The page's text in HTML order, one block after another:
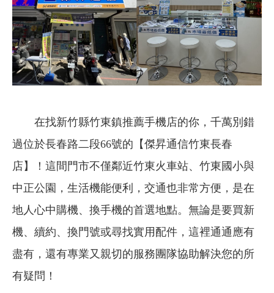
在找新竹縣竹東鎮推薦手機店的你，千萬別錯
過位於長春路二段66號的【傑昇通信竹東長春
店】！這間門市不僅鄰近竹東火車站、竹東國小與
中正公園，生活機能便利，交通也非常方便，是在
地人心中購機、換手機的首選地點。無論是要買新
機、續約、換門號或尋找實用配件，這裡通通應有
盡有，還有專業又親切的服務團隊協助解決您的所
有疑問！